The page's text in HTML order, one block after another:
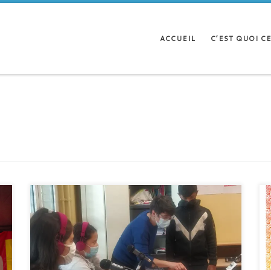
ACCUEIL C’EST QUOI
Après avoir travaillé – et créé !- autour du portrait
photographique avec « Monsieur Hugo », les élèves d’UPE2A
du collège Stendhal ont débuté les ateliers avec Alexandra
Josse (Media Commun) pour aborder cette fois la question du
portrait radiophonique. Ecoutez leur émission ici! Après avoir